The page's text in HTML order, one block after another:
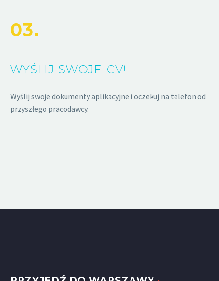
03.
WYŚLIJ SWOJE CV!
Wyślij swoje dokumenty aplikacyjne i oczekuj na telefon od
przyszłego pracodawcy.